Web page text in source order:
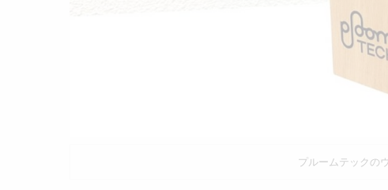
プルームテックの